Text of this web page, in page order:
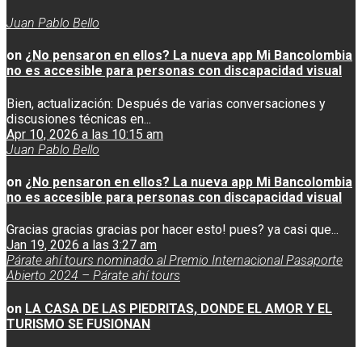
Juan Pablo Bello
on ¿No pensaron en ellos? La nueva app Mi Bancolombia
no es accesible para personas con discapacidad visual
Bien, actualización: Después de varias conversaciones y
discusiones técnicas en...
Apr 10, 2026 a las 10:15 am
Juan Pablo Bello
on ¿No pensaron en ellos? La nueva app Mi Bancolombia
no es accesible para personas con discapacidad visual
Gracias gracias gracias por hacer esto! pues? ya casi que...
Jan 19, 2026 a las 3:27 am
Párate ahí tours nominado al Premio Internacional Pasaporte
Abierto 2024 – Párate ahí tours
on LA CASA DE LAS PIEDRITAS, DONDE EL AMOR Y EL
TURISMO SE FUSIONAN